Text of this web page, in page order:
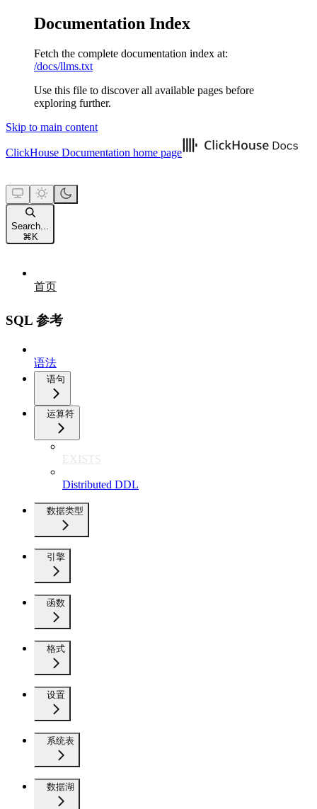
Documentation Index
Fetch the complete documentation index at:
/docs/llms.txt
Use this file to discover all available pages before
exploring further.
Skip to main content
ClickHouse Documentation home page
Search...
⌘ K
首页
SQL 参考
语法
语句
运算符
EXISTS
Distributed DDL
数据类型
引擎
函数
格式
设置
系统表
数据湖